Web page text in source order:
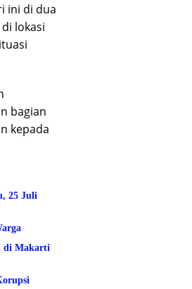
ini di dua
lokasi
bagian
kepada
25 Juli
di Makarti